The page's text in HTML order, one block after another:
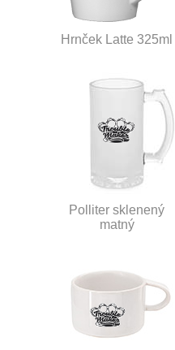
Hrnček Latte 325ml
Polliter sklenený
matný